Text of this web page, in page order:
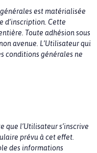
est matérialisée
d’inscription. Cette
Toute adhésion sous
avenue. L’Utilisateur qui
conditions générales ne
que l’Utilisateur s’inscrive
prévu à cet effet.
des informations